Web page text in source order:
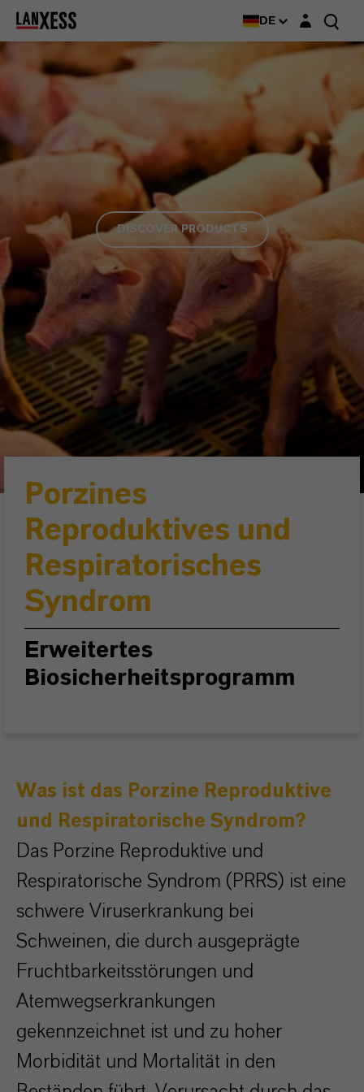
DE Login-Maske
DISCOVER PRODUCTS
Porzines
Reproduktives und
Respiratorisches
Syndrom
Erweitertes
Biosicherheitsprogramm
Was ist das Porzine Reproduktive
und Respiratorische Syndrom?
Das Porzine Reproduktive und
Respiratorische Syndrom (PRRS) ist eine
schwere Viruserkrankung bei
Schweinen, die durch ausgeprägte
Fruchtbarkeitsstörungen und
Atemwegserkrankungen
gekennzeichnet ist und zu hoher
Morbidität und Mortalität in den